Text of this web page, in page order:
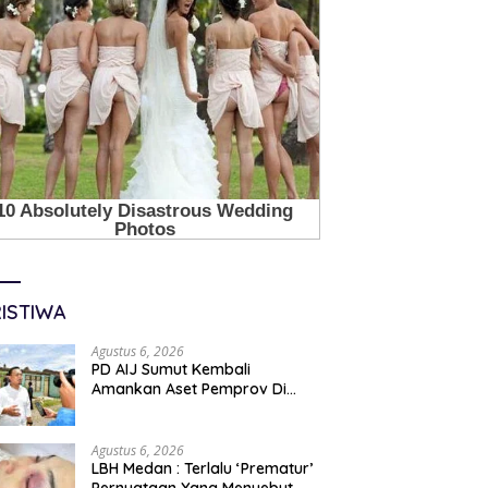
Agustus 6, 2026
PD AIJ Sumut Kembali
Amankan Aset Pemprov Di
Agustus 6, 2026
LBH Medan : Terlalu ‘Prematur’